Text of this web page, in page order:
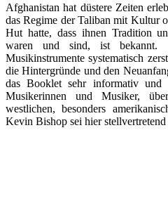
Afghanistan hat düstere Zeiten
das Regime der Taliban mit Kultur
Hut hatte, dass ihnen Tradition
waren und sind, ist bekannt.
Musikinstrumente systematisch
die Hintergründe und den
das Booklet sehr informativ
Musikerinnen und Musiker,
westlichen, besonders
Kevin Bishop sei hier stellvertretend